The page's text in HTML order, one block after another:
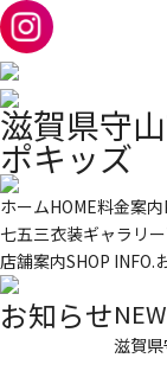
滋賀県守
ポキッズ
ホームHOME料金案内
七五三衣装ギャラリー
店舗案内SHOP INFO.
お知らせ
滋賀